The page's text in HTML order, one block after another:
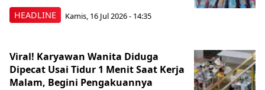
HEADLINE Kamis, 16 Jul 2026 - 14:35
Viral! Karyawan Wanita Diduga
Dipecat Usai Tidur 1 Menit Saat Kerja
Malam, Begini Pengakuannya